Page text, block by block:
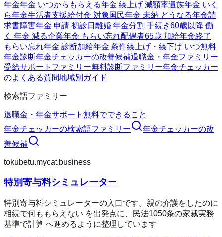
年金年金 いつからもらえる年金 繰上げ 減額率遺族年金 いく
ら年金生活者支援給付金 対象 国民年金 未納 どうなる年金請
求書障害年金 申請 初診日 離婚 年金分割 手続き60歳以降 働
く 年金 減る企業年金 もらい忘れ配偶者65歳 加給年金終了
もらい忘れ年金 診断加給年金 条件繰上げ・繰下げ いつ無料
年金診断年金チェッカーの改善候補退職金・年金ファミリー
受給サポートファミリー無料診断ファミリー年金チェッカー
のよくある質問地域別ガイド
検索語ファミリー
退職金・年金サポート 無料でできること
年金チェッカーの検索語ファミリー 年金チェッカーの改
善候補
tokubetu.mycat.business
特別寄与料シミュレーター
特別寄与料シミュレーターの入口です。親の介護をしたのに
相続で何ももらえない を出発点に、民法1050条の家裁実務
基準で計算 へ進めるように整理しています